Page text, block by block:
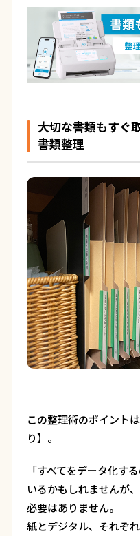
大切な書類もすぐ
書類整理
この整理術のポイント
り】。
「すべてをデータ化す
いるかもしれませんが
必要はありません。
紙とデジタル、それぞ